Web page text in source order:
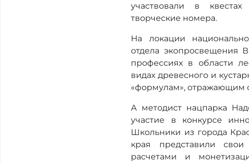
участвовали в
творческие номера.
На локации
отдела экопросвещения
профессиях в области
видах древесного и
«формулам», отражающим
А методист нацпарка
участие в конкурсе
Школьники из города
края представили
расчетами и